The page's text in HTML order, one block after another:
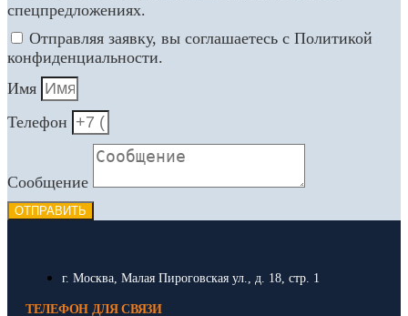
спецпредложениях.
Отправляя заявку, вы соглашаетесь с Политикой
конфиденциальности.
Имя
Телефон
Сообщение
ОТПРАВИТЬ
г. Москва, Малая Пироговская ул., д. 18, стр. 1
ТЕЛЕФОН ДЛЯ СВЯЗИ